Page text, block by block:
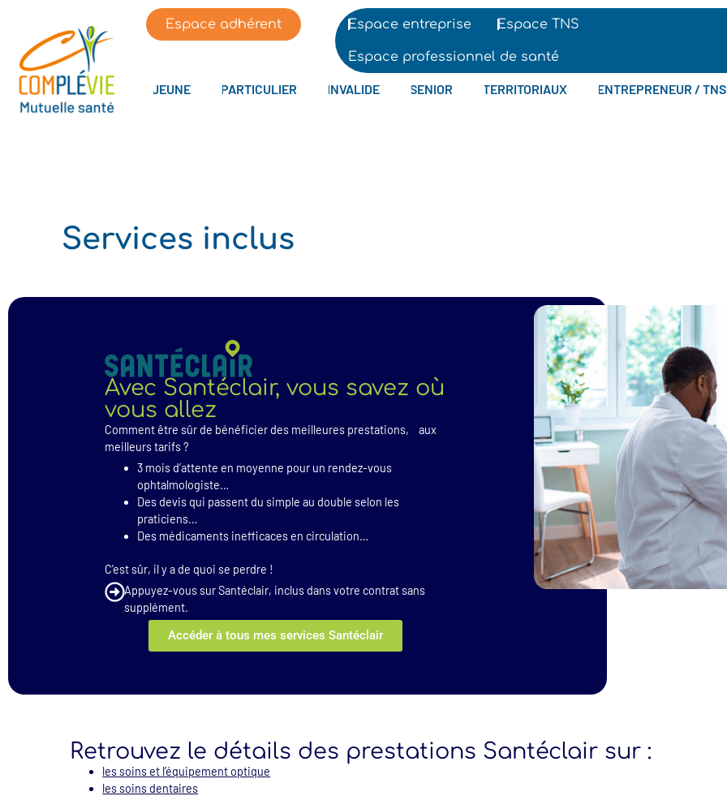
Espace adhérent Espace entreprise Espace TNS
Espace professionnel de santé
JEUNE PARTICULIER INVALIDE SENIOR TERRITORIAUX ENTREPRENEUR / TNS
Services inclus
Avec Santéclair, vous savez où
vous allez
Comment être sûr de bénéficier des meilleures prestations, aux
meilleurs tarifs ?
3 mois d’attente en moyenne pour un rendez-vous
ophtalmologiste…
Des devis qui passent du simple au double selon les
praticiens…
Des médicaments inefficaces en circulation…
C’est sûr, il y a de quoi se perdre !
Appuyez-vous sur Santéclair, inclus dans votre contrat sans
supplément.
Accéder à tous mes services Santéclair
Retrouvez le détails des prestations Santéclair sur :
les soins et l’équipement optique
les soins dentaires